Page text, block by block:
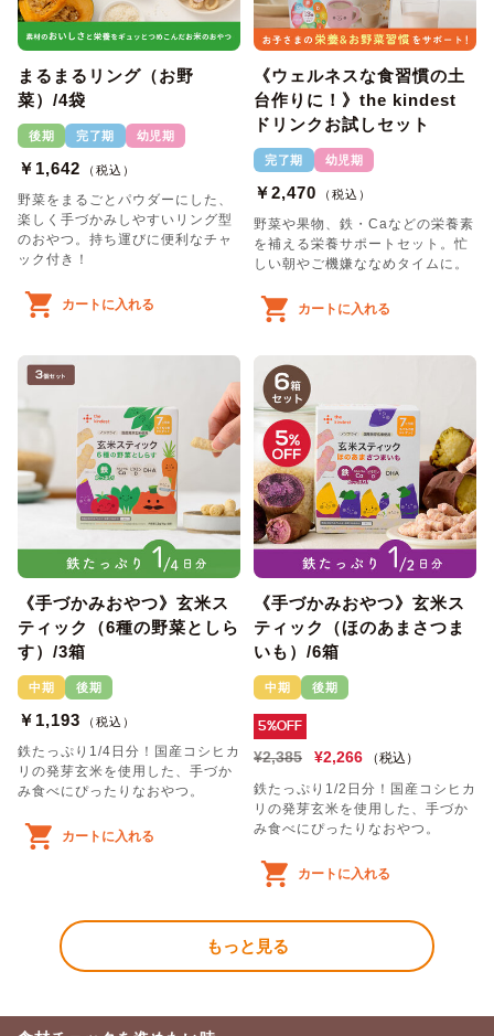
まるまるリング（お野
菜）/4袋
後期 完了期 幼児期
￥1,642 （税込）
野菜をまるごとパウダーにした、
楽しく手づかみしやすいリング型
のおやつ。持ち運びに便利なチャ
ック付き！
カートに入れる
《ウェルネスな食習慣の土
台作りに！》the kindest
ドリンクお試しセット
完了期 幼児期
￥2,470 （税込）
野菜や果物、鉄・Caなどの栄養素
を補える栄養サポートセット。忙
しい朝やご機嫌ななめタイムに。
カートに入れる
《手づかみおやつ》玄米ス
ティック（6種の野菜としら
す）/3箱
中期 後期
￥1,193 （税込）
鉄たっぷり1/4日分！国産コシヒカ
リの発芽玄米を使用した、手づか
み食べにぴったりなおやつ。
カートに入れる
《手づかみおやつ》玄米ス
ティック（ほのあまさつま
いも）/6箱
中期 後期
5%OFF
¥2,385 ¥2,266
（税込）
鉄たっぷり1/2日分！国産コシヒカ
リの発芽玄米を使用した、手づか
み食べにぴったりなおやつ。
カートに入れる
もっと見る